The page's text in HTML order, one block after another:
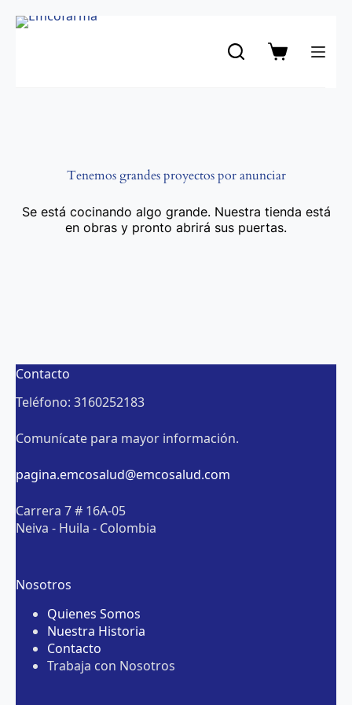
Saltar
Carro
Tenemos grandes proyectos por anunciar
Se está cocinando algo grande. Nuestra tienda está
en obras y pronto abrirá sus puertas.
Contacto
Teléfono: 3160252183
Comunícate para mayor información.
pagina.emcosalud@emcosalud.com
Carrera 7 # 16A-05
Neiva - Huila - Colombia
Nosotros
Quienes Somos
Nuestra Historia
Contacto
Trabaja con Nosotros